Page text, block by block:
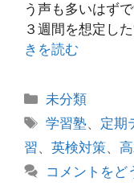
う声も多いはず
３週間を想定し
きを読む
カ
テ
リ
ー
未分類
タ
グ
学習塾、 定期
習、 英検対策、
コメントをど